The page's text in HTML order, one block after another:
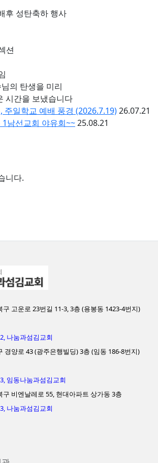
후 성탄축하 행사
션
의 탄생을 미리
시간을 보냈습니다
주일학교 예배 풍경 (2026.7.19)26.07.21
1남선교회 야유회~~25.08.21
니다.
고운로 23번길 11-3, 3층 (용봉동 1423-4번지)
나눔과섬김교회
경양로 43 (광주은행빌딩) 3층 (임동 186-8번지)
임동나눔과섬김교회
비엔날레로 55, 현대아파트 상가동 3층
나눔과섬김교회